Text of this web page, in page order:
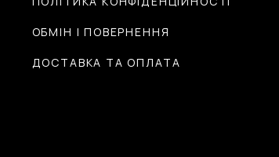
ОБМІН І ПОВЕРНЕННЯ
ДОСТАВКА ТА ОПЛАТА